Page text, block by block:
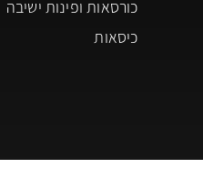
כורסאות ופינות ישיבה
כיסאות